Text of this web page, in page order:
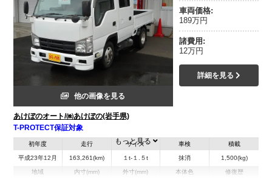
他の画像を見る
あけぼのオート/㈱あけぼの(岩手県)
T-PROTECT保証対象
車両価格:
189万円
諸費用:
12万円
詳細を見る
初年度
平成23年12月
走行
163,261(km)
サイズ
１t-１.５t
車検
抹消
積載
1,500(kg)
地域 内寸(mm) 外寸(mm) 本体色 修復歴
もっと見る